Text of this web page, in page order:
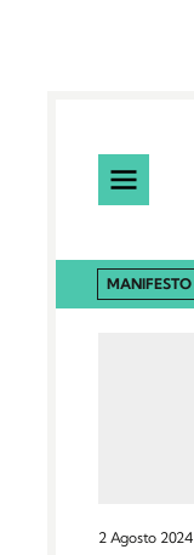
MANIFESTO
2 Agosto 2024